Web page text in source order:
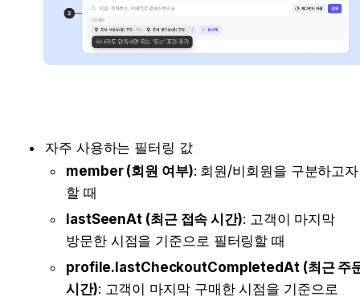
자주 사용하는 필터링 값
member (회원 여부): 회원/비회원을 구분하고자
할 때
lastSeenAt (최근 접속 시간): 고객이 마지막
방문한 시점을 기준으로 필터링할 때
profile.lastCheckoutCompletedAt (최근 주
시간): 고객이 마지막 구매한 시점을 기준으로